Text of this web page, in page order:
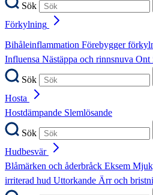
Sök
Förkylning
Bihåleinflammation Förebygger
Influensa Nästäppa och rinnsnuva Ont
Sök
Hosta
Hostdämpande Slemlösande
Sök
Hudbesvär
Blåmärken och åderbråck Eksem
irriterad hud Uttorkande Ärr och